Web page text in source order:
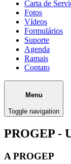
Carta de
Fotos
Vídeos
Formulários
Suporte
Agenda
Ramais
Contato
Menu
Toggle navigation
PROGEP -
A PROGEP